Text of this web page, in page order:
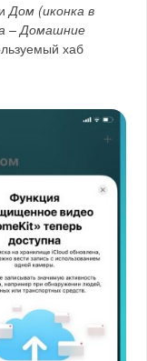
Дом (иконка в
– Домашние
хаб